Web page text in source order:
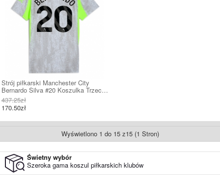
Strój piłkarski Manchester City
Bernardo Silva #20 Koszulka Trzeciej
damskie 2025-26 Krótki Rękaw
437.25zł
170.50zł
Wyświetlono 1 do 15 z15 (1 Stron)
Świetny wybór
Szeroka gama koszul piłkarskich klubów